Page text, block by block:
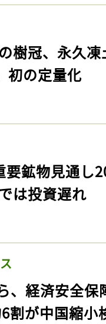
樹冠、永久
初の定量化
要鉱物見通
は投資遅れ
、経済安全
割が中国縮小
に入りに
ログイン